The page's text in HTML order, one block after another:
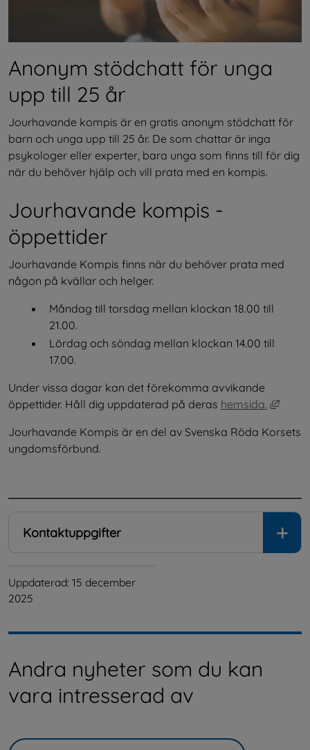
Anonym stödchatt för unga
upp till 25 år
Jourhavande kompis är en gratis anonym stödchatt för
barn och unga upp till 25 år. De som chattar är inga
psykologer eller experter, bara unga som finns till för dig
när du behöver hjälp och vill prata med en kompis.
Jourhavande kompis -
öppettider
Jourhavande Kompis finns när du behöver prata med
någon på kvällar och helger.
Måndag till torsdag mellan klockan 18.00 till
21.00.
Lördag och söndag mellan klockan 14.00 till
17.00.
Under vissa dagar kan det förekomma avvikande
öppettider. Håll dig uppdaterad på deras hemsida. Länk
Jourhavande Kompis är en del av Svenska Röda Korsets
ungdomsförbund.
Kontaktuppgifter
Uppdaterad: 15 december
2025
Andra nyheter som du kan
vara intresserad av